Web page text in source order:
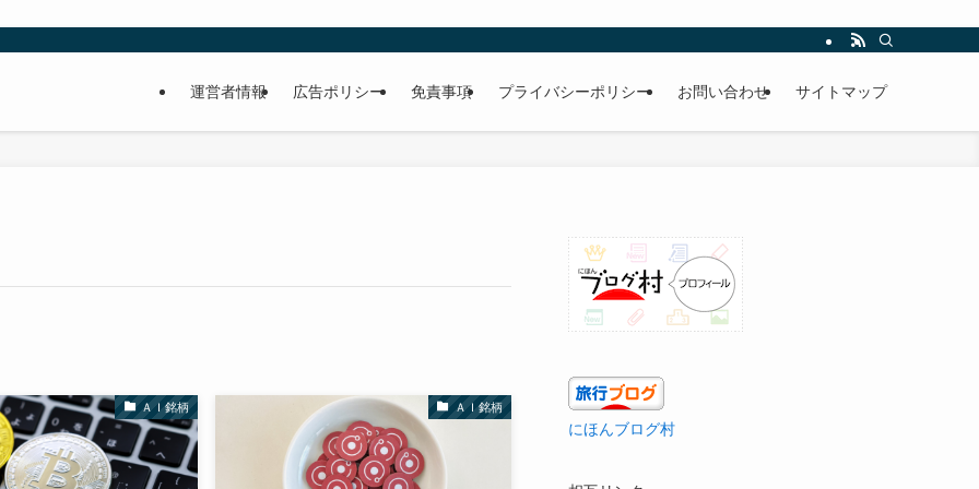
運営者情報 広告ポリシー 免責事項 プライバシーポリシー お問い合わせ サイトマップ
ＡＩ銘柄 ＡＩ銘柄
にほんブログ村